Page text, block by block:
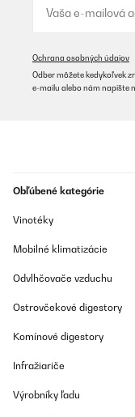
Ochrana osobných údajov
Odber môžete kedykoľvek
e-mailu alebo nám napíšte
Obľúbené kategórie
Vinotéky
Mobilné klimatizácie
Odvlhčovače vzduchu
Ostrovčekové digestory
Komínové digestory
Infražiariče
Výrobníky ľadu